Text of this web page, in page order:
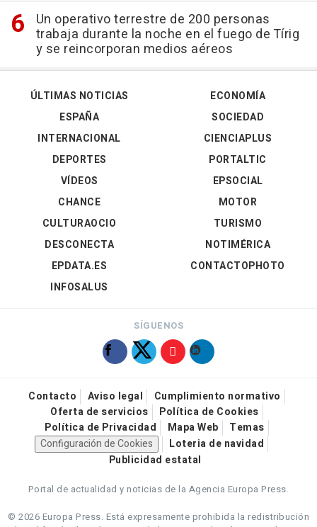
Un operativo terrestre de 200 personas
trabaja durante la noche en el fuego de Tírig
y se reincorporan medios aéreos
ÚLTIMAS NOTICIAS
ESPAÑA
INTERNACIONAL
DEPORTES
VÍDEOS
ECONOMÍA
SOCIEDAD
CIENCIAPLUS
PORTALTIC
EPSOCIAL
CHANCE
CULTURAOCIO
DESCONECTA
EPDATA.ES
INFOSALUS
MOTOR
TURISMO
NOTIMÉRICA
CONTACTOPHOTO
SÍGUENOS
Contacto Aviso legal
Cumplimiento normativo
Oferta de servicios
Política de Cookies
Política de Privacidad
Mapa Web
Temas
Configuración de Cookies
Loteria de navidad
Publicidad estatal
Portal de actualidad y noticias de la Agencia Europa Press.
© 2026 Europa Press. Está expresamente prohibida la redistribución